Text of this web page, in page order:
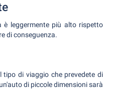
è leggermente più alto rispetto
di conseguenza.
tipo di viaggio che prevedete di
di piccole dimensioni sarà